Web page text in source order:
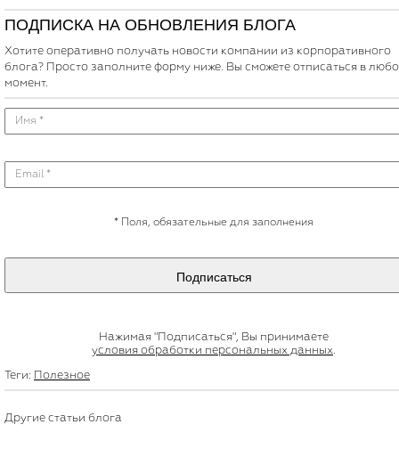
ПОДПИСКА НА ОБНОВЛЕНИЯ БЛОГА
Хотите оперативно получать новости компании из корпоративного
блога? Просто заполните форму ниже. Вы сможете отписаться в
момент.
* Поля, обязательные для заполнения
Подписаться
Нажимая "Подписаться", Вы принимаете
условия обработки персональных данных
Теги: Полезное
Другие статьи блога